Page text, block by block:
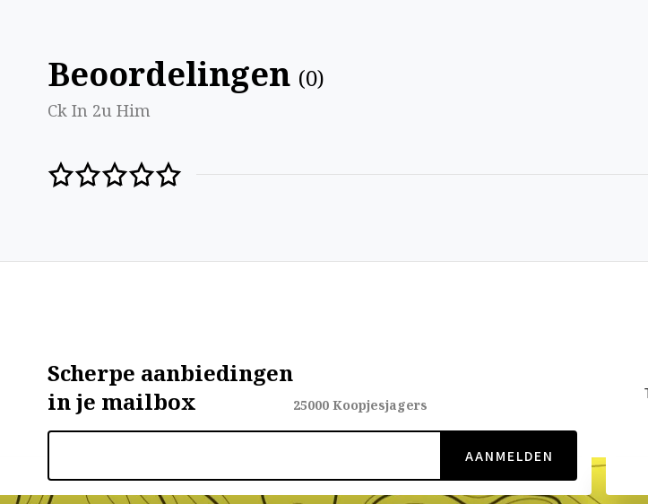
Beoordelingen (0)
Ck In 2u Him
Scherpe aanbiedingen
in je mailbox
25000 Koopjesjagers
AANMELDEN